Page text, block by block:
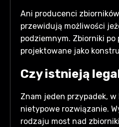
Ani producenci
przewidują możliwości
podziemnym. Zbiorniki po
projektowane jako
Czy istnieją
Znam jeden przypadek,
nietypowe rozwiązanie.
rodzaju most nad